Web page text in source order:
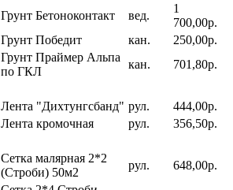
Грунт Бетоноконтакт вед.
1
700,00р.
Грунт Победит кан.
250,00р.
Грунт Праймер Альпа
по ГКЛ
кан.
701,80р.
Лента "Дихтунгсбанд" рул.
444,00р.
Лента кромочная рул.
356,50р.
Сетка малярная 2*2
(Строби) 50м2
рул. 648,00р.